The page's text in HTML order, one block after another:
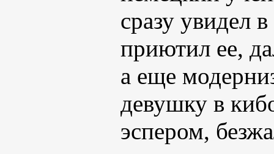
сразу увидел
приютил ее,
а еще
девушку в
эспером,